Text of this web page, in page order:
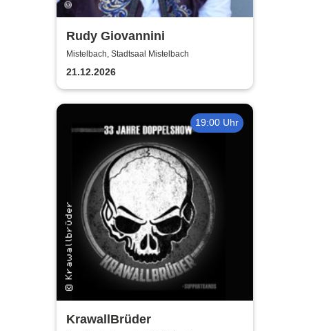
Rudy Giovannini
Mistelbach, Stadtsaal Mistelbach
21.12.2026
19:00 Uhr
KrawallBrüder